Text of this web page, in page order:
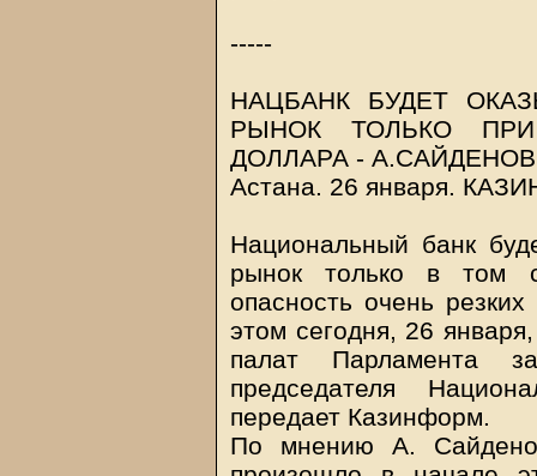
-----
НАЦБАНК БУДЕТ
РЫНОК ТОЛЬКО
ДОЛЛАРА - А.САЙДЕНОВ
Астана. 26 января.
Национальный банк
рынок только в том
опасность очень
этом сегодня, 26
палат Парламента
председателя
передает Казинформ.
По мнению А.